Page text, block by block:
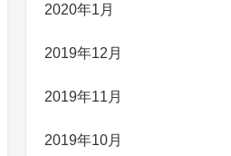
2020年1月
2019年12月
2019年11月
2019年10月